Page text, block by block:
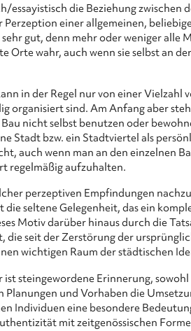
die Beziehung zwischen
einer allgemeinen,
gut, denn mehr oder weniger alle
Orte wahr, auch wenn sie selbst an
in der Regel nur von einer Vielzahl
organisiert sind. Am Anfang aber
nicht selbst benutzen oder
Stadt bzw. ein Stadtviertel als
auch wenn man an den einzelnen
regelmäßig aufzuhalten.
perzeptiven Empfindungen
seltene Gelegenheit, das ein
Motiv darüber hinaus durch die
seit der Zerstörung der
wichtigen Raum der städtischen
steingewordene Erinnerung,
und Vorhaben die
Individuen eine besondere
mit zeitgenössischen